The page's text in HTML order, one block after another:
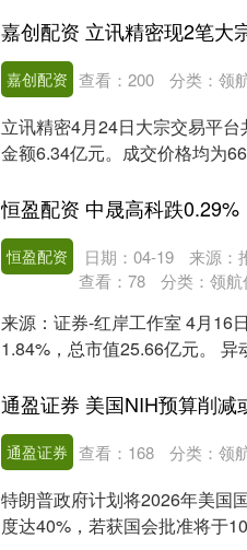
嘉创配资 立讯精密现2笔大
嘉创配资 查看： 200 分类： 领
立讯精密4月24日大宗交易平
金额6.34亿元。成交价格均为
恒盈配资 日期：04-19
来源：
查看： 78 分类： 领航
来源：证券-红岸工作室 4月16
1.84%，总市值25.66亿元。
通盈证券 查看： 168 分类： 领
特朗普政府计划将2026年美国
度达40%，若获国会批准将于